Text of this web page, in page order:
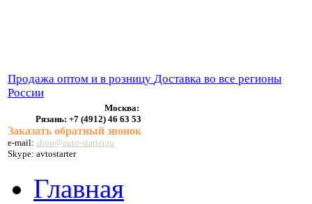
Продажа оптом и в розницу Доставка во все регионы
России
Москва:
Рязань: +7 (4912) 46 63 53
Заказать обратный звонок
e-mail: shop@auto-starter.ru
Skype: avtostarter
Главная